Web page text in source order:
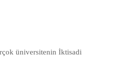
üniversitenin İktisadi